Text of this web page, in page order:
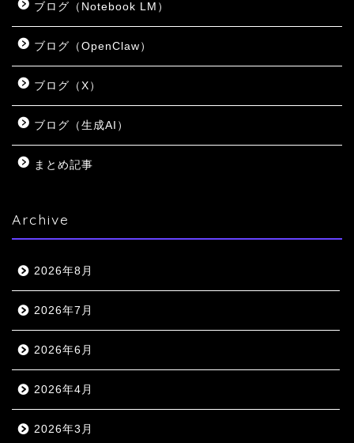
ブログ（Notebook LM）
ブログ（OpenClaw）
ブログ（X）
ブログ（生成AI）
まとめ記事
Archive
2026年8月
2026年7月
2026年6月
2026年4月
2026年3月